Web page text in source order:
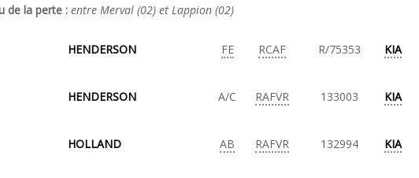
de la perte : entre Merval (02) et Lappion (02)
HENDERSON FE RCAF R/75353 KIA
HENDERSON A/C RAFVR 133003 KIA
HOLLAND AB RAFVR 132994 KIA